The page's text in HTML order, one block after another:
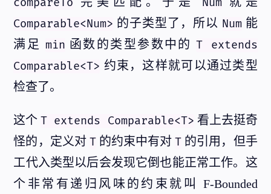
Comparable<Num> 的子类型了，所以 Num能
满足 min 函数的类型参数中的T extends
Comparable<T> 约束，这样就可以通过类型
检查了。
这个T extends Comparable<T> 看上去挺奇
怪的，定义对 T的约束中有对T 的引用，但手
工代入类型以后会发现它倒也能正常工作。这
个非常有递归风味的约束就叫 F-Bounded